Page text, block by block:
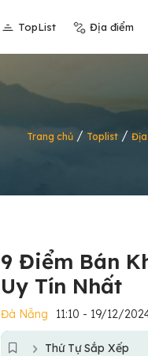
TopList Địa điểm
Trang chủ / Toplist / Địa
9 Điểm Bán
Uy Tín Nhất
Đà Nẵng 11:10 - 19/12/
Thứ Tự Sắp Xếp